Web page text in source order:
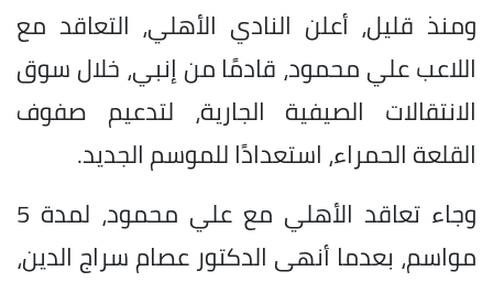
ومنذ قليل، أعلن النادي الأهلي، التعاقد مع
اللاعب علي محمود، قادمًا من إنبي، خلال سوق
الانتقالات الصيفية الجارية، لتدعيم صفوف
القلعة الحمراء، استعدادًا للموسم الجديد.
وجاء تعاقد الأهلي مع علي محمود، لمدة 5
مواسم، بعدما أنهى الدكتور عصام سراج الدين،